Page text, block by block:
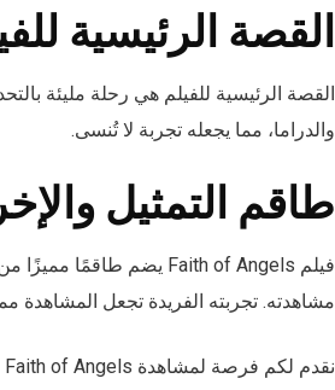
القصة الرئيسية
القصة الرئيسية للفيلم هي رحلة مليئة
والدراما، مما يجعله تجربة لا تُنسى.
طاقم التمثيل
مشاهدته. تجربته الفريدة تجعل المشاهدة